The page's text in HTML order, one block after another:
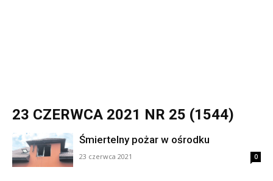
23 CZERWCA 2021 NR 25 (1544)
Śmiertelny pożar w ośrodku
23 czerwca 2021 0